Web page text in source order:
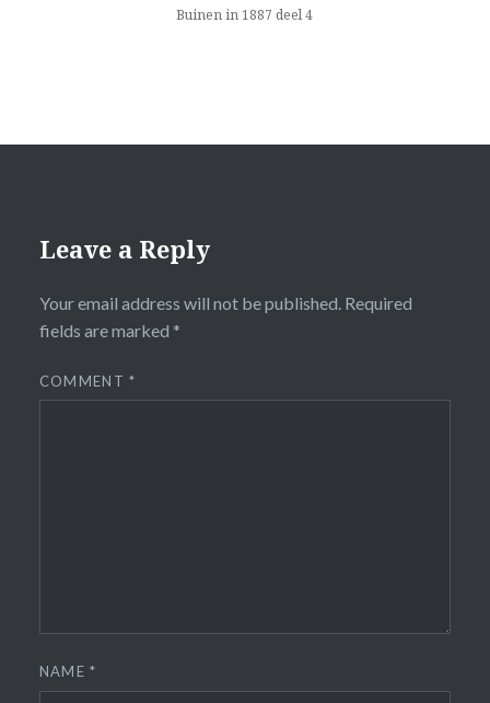
Buinen in 1887 deel 4
Leave a Reply
Your email address will not be published. Required
fields are marked *
COMMENT*
NAME*